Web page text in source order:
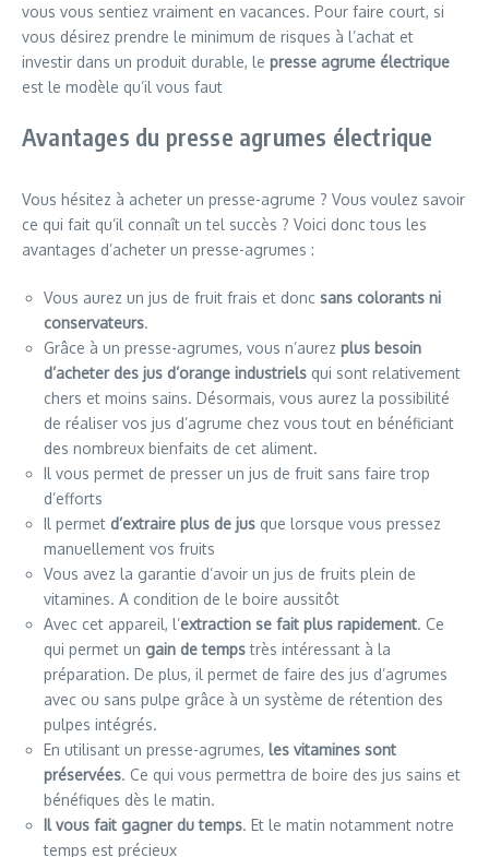
vous vous sentiez vraiment en vacances. Pour faire court, si
vous désirez prendre le minimum de risques à l’achat et
investir dans un produit durable, le presse agrume électrique
est le modèle qu’il vous faut
Avantages du presse agrumes électrique
Vous hésitez à acheter un presse-agrume ? Vous voulez savoir
ce qui fait qu’il connaît un tel succès ? Voici donc tous les
avantages d’acheter un presse-agrumes :
Vous aurez un jus de fruit frais et donc sans colorants ni
conservateurs.
Grâce à un presse-agrumes, vous n’aurez plus besoin
d’acheter des jus d’orange industriels qui sont relativement
chers et moins sains. Désormais, vous aurez la possibilité
de réaliser vos jus d’agrume chez vous tout en bénéficiant
des nombreux bienfaits de cet aliment.
Il vous permet de presser un jus de fruit sans faire trop
d’efforts
Il permet d’extraire plus de jus que lorsque vous pressez
manuellement vos fruits
Vous avez la garantie d’avoir un jus de fruits plein de
vitamines. A condition de le boire aussitôt
Avec cet appareil, l’extraction se fait plus rapidement. Ce
qui permet un gain de tempstrès intéressant à la
préparation. De plus, il permet de faire des jus d’agrumes
avec ou sans pulpe grâce à un système de rétention des
pulpes intégrés.
En utilisant un presse-agrumes, les vitamines sont
préservées. Ce qui vous permettra de boire des jus sains et
bénéfiques dès le matin.
Il vous fait gagner du temps. Et le matin notamment notre
temps est précieux